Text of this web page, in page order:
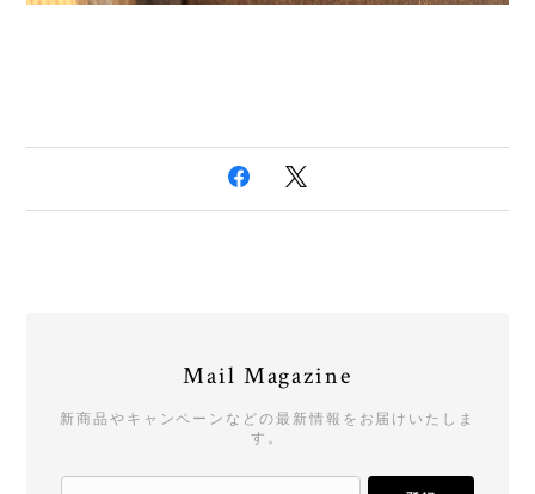
Mail Magazine
新商品やキャンペーンなどの最新情報をお届けいたしま
す。